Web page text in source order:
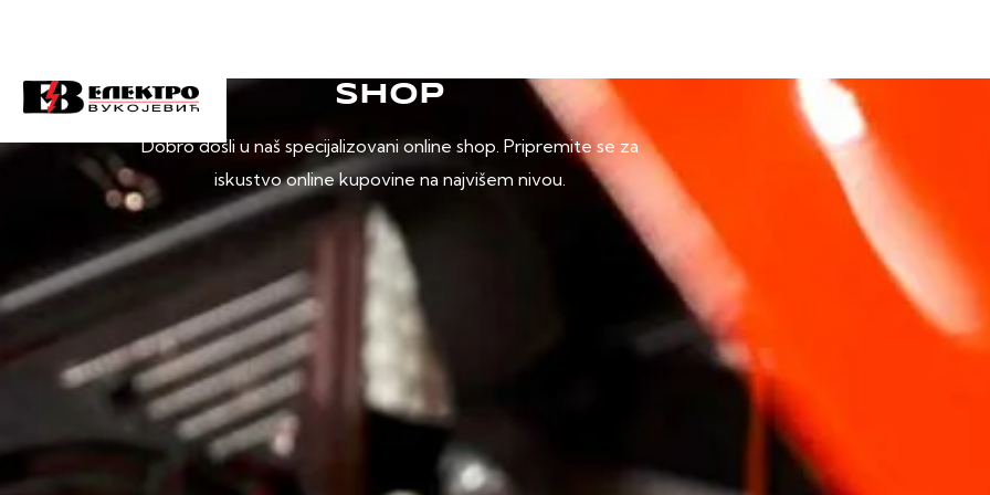
SHOP
Dobro došli u naš specijalizovani online shop. Pripremite se za
iskustvo online kupovine na najvišem nivou.